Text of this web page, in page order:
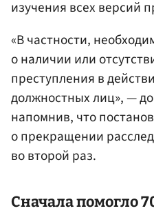
изучения всех версий
«В частности,
о наличии или
преступления в
должностных лиц», —
напомнив, что
о прекращении
во второй раз.
Сначала помогло